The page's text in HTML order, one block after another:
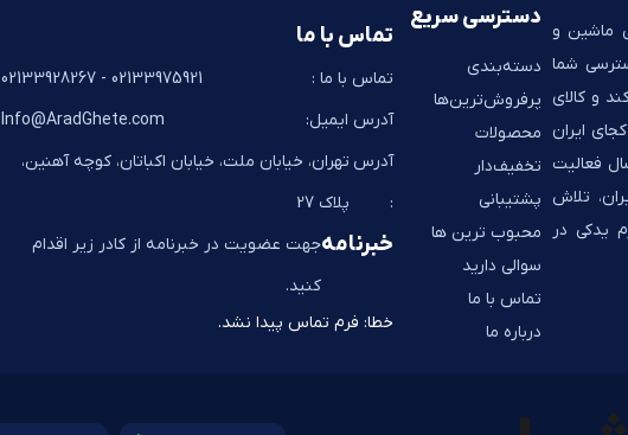
ماشین و
شما
و کالای
ایران
به شما تحویل می‌دهد. به پشتوانه 14 سال فعالیت
تلاش
یدکی در
دسترسی سریع
دسته‌بندی
پرفروش‌ترین‌ها
محصولات
تخفیف‌دار
پشتیبانی
محبوب ترین ها
سوالی دارید
تماس با ما
درباره ما
تماس با ما
تماس با ما :
02133975921 - 02133928267
آدرس ایمیل:
Info@AradGhete.com
آدرس
:
تهران، خیابان ملت، خیابان اکباتان، کوچه آهنین،
پلاک 27
خبرنامهجهت عضویت در خبرنامه از کادر زیر اقدام
کنید.
خطا: فرم تماس پیدا نشد.